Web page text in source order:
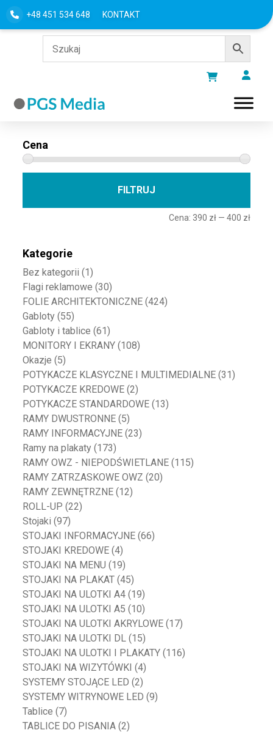
+48 451 534 648 KONTAKT
Filtru według
Cena
FILTRUJ
Cena: 390 zł— 400 zł
Kategorie
Bez kategorii (1)
Flagi reklamowe (30)
FOLIE ARCHITEKTONICZNE (424)
Gabloty (55)
Gabloty i tablice (61)
MONITORY I EKRANY (108)
Okazje (5)
POTYKACZE KLASYCZNE I MULTIMEDIALNE (31)
POTYKACZE KREDOWE (2)
POTYKACZE STANDARDOWE (13)
RAMY DWUSTRONNE (5)
RAMY INFORMACYJNE (23)
Ramy na plakaty (173)
RAMY OWZ - NIEPODŚWIETLANE (115)
RAMY ZATRZASKOWE OWZ (20)
RAMY ZEWNĘTRZNE (12)
ROLL-UP (22)
Stojaki (97)
STOJAKI INFORMACYJNE (66)
STOJAKI KREDOWE (4)
STOJAKI NA MENU (19)
STOJAKI NA PLAKAT (45)
STOJAKI NA ULOTKI A4 (19)
STOJAKI NA ULOTKI A5 (10)
STOJAKI NA ULOTKI AKRYLOWE (17)
STOJAKI NA ULOTKI DL (15)
STOJAKI NA ULOTKI I PLAKATY (116)
STOJAKI NA WIZYTÓWKI (4)
SYSTEMY STOJĄCE LED (2)
SYSTEMY WITRYNOWE LED (9)
Tablice (7)
TABLICE DO PISANIA (2)